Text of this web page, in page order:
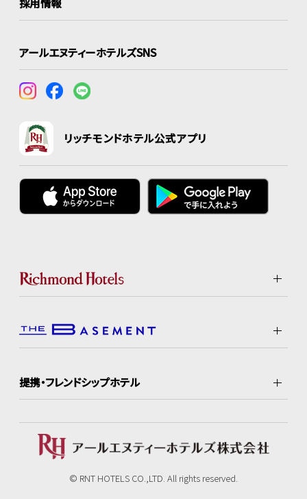
アールエヌティーホテルズSNS
リッチモンドホテル公式アプリ
提携・フレンドシップホテル
© RNT HOTELS CO.,LTD. All rights reserved.